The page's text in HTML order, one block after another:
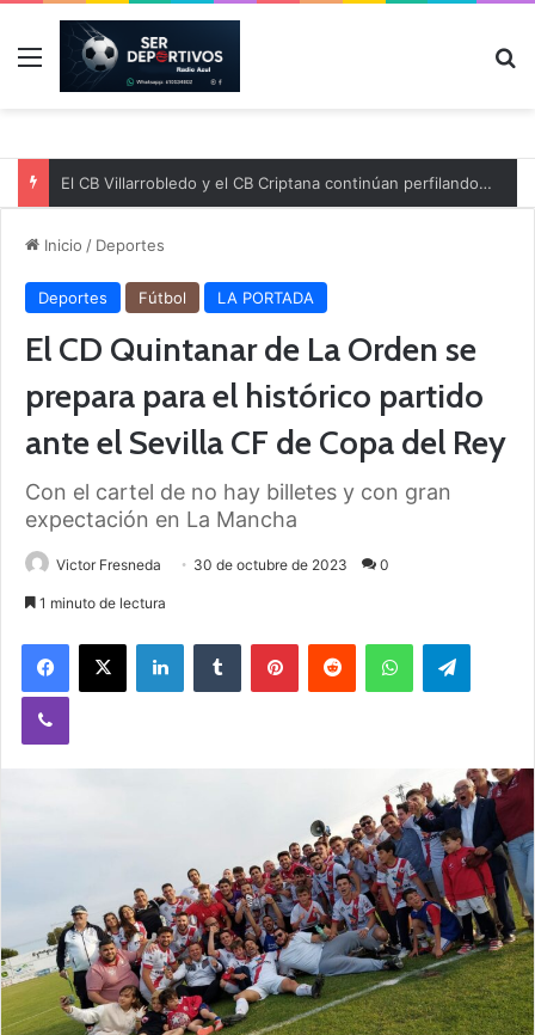
Menú
El CB Villarrobledo y el CB Criptana continúan perfilando sus plantillas
Inicio / Deportes
Deportes Fútbol LA PORTADA
El CD Quintanar de La Orden se
prepara para el histórico partido
ante el Sevilla CF de Copa del Rey
Con el cartel de no hay billetes y con gran
expectación en La Mancha
Victor Fresneda 30 de octubre de 2023 0
1 minuto de lectura